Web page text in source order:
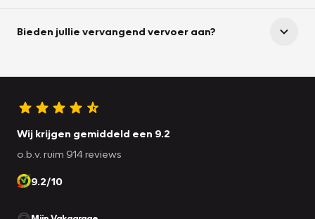
Bieden jullie vervangend vervoer aan?
Wij krijgen gemiddeld een 9.2
o.b.v. ruim 914 reviews
9.2/10